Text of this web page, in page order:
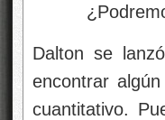
¿Podremos
Dalton se
encontrar
cuantitativo.